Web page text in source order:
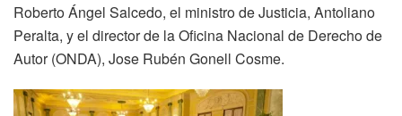
Roberto Ángel Salcedo, el ministro de Justicia, Antoliano
Peralta, y el director de la Oficina Nacional de Derecho de
Autor (ONDA), Jose Rubén Gonell Cosme.